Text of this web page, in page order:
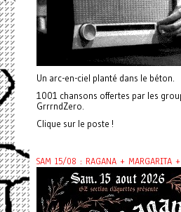
Un arc-en-ciel planté dans le béton.
1001 chansons offertes par les
GrrrndZero.
Clique sur le poste !
SAM 15/08 : RAGANA + MARGARITA +